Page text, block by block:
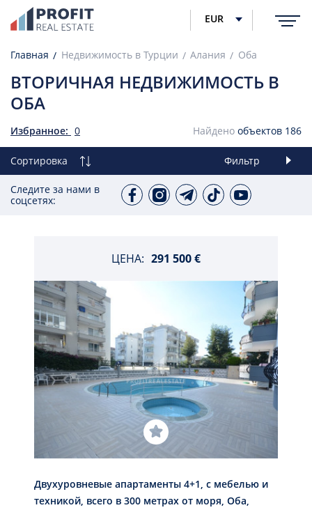
EUR
Главная Недвижимость в Турции Алания Оба
ВТОРИЧНАЯ НЕДВИЖИМОСТЬ В
ОБА
Избранное: 0 Найдено объектов 186
Сортировка Фильтр
Следите за нами в
соцсетях:
ЦЕНА: 291 500 €
Двухуровневые апартаменты 4+1, с мебелью и
техникой, всего в 300 метрах от моря, Оба,